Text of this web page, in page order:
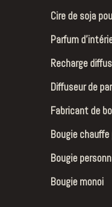
Cire de soja
Parfum
Recharge
Diffuseur de
Fabricant de
Bougie
Bougie
Bougie monoi